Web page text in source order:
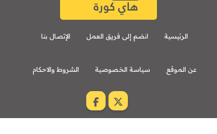
الرئيسية انضم إلى فريق العمل الإتصال بنا
عن الموقع سياسة الخصوصية الشروط والاحكام